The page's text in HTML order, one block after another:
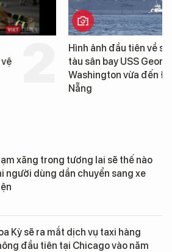
Cận cảnh chiến hạm
tống tàu sân bay USS
George Washington
Đà Nẵng
xăng trong tương lai sẽ thế nào
người dùng dần chuyển sang xe
Kỳ sẽ ra mắt dịch vụ taxi hàng
đầu tiên tại Chicago vào năm